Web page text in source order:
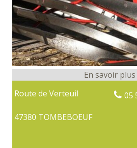
Route de Verteuil
47380 TOMBEBOEUF
05